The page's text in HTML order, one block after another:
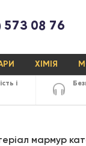
573 08 76
ХІМІЯ
і
мармур